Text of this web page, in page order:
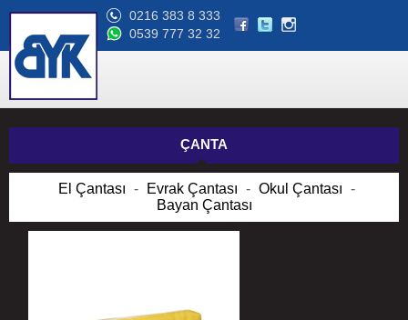
0216 383 8 333
0539 777 32 32
ÇANTA
El Çantası - Evrak Çantası - Okul Çantası -
Bayan Çantası